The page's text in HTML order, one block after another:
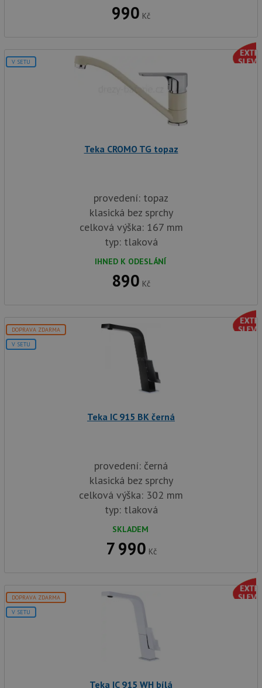
990 Kč
V SETU
Teka CROMO TG topaz
provedení: topaz
klasická bez sprchy
celková výška: 167 mm
typ: tlaková
IHNED K ODESLÁNÍ
890 Kč
DOPRAVA ZDARMA
V SETU
Teka IC 915 BK černá
provedení: černá
klasická bez sprchy
celková výška: 302 mm
typ: tlaková
SKLADEM
7 990 Kč
DOPRAVA ZDARMA
V SETU
Teka IC 915 WH bílá